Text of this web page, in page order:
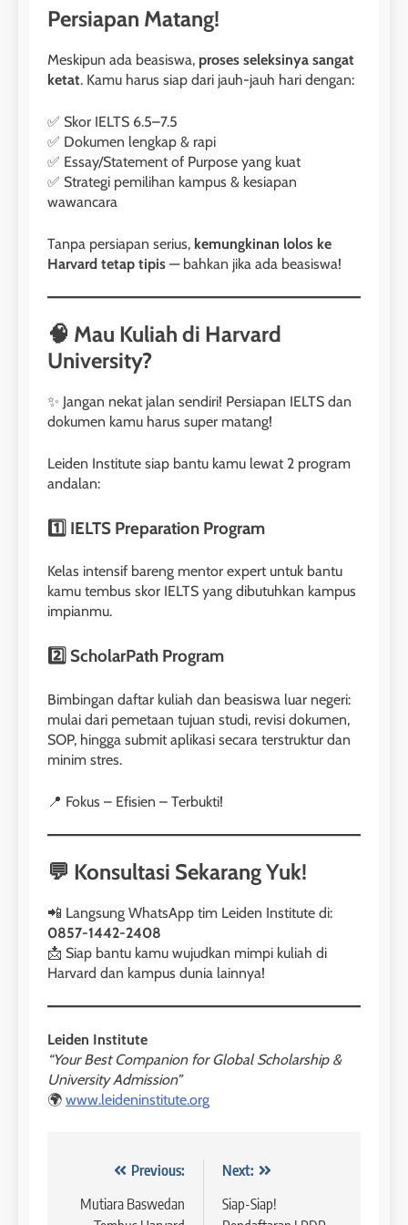
26
Online
LEIDEN INSTITUTE
27
Online
28
LEIDEN INSTITUTE
29
Perbedaan Antara IELTS
1
Online IELTS Courses
2
🎓 ScholarPath by Leiden
Institute
3
Study IELTS Preparation
40
Batch VII : 31 Maret – 28 April
41
Batch VI : 15 Maret – 13 April
2023
Batch V : 1 – 29 Maret 2023
Persiapan Matang!
Meskipun ada beasiswa, proses seleksinya sangat
ketat. Kamu harus siap dari jauh-jauh hari dengan:
✅ Skor IELTS 6.5–7.5
✅ Dokumen lengkap & rapi
✅ Essay/Statement of Purpose yang kuat
✅ Strategi pemilihan kampus & kesiapan
wawancara
Tanpa persiapan serius, kemungkinan lolos ke
Harvard tetap tipis — bahkan jika ada beasiswa!
🧠 Mau Kuliah di Harvard
University?
✨ Jangan nekat jalan sendiri! Persiapan IELTS dan
dokumen kamu harus super matang!
Leiden Institute siap bantu kamu lewat 2 program
andalan:
1️⃣ IELTS Preparation Program
Kelas intensif bareng mentor expert untuk bantu
kamu tembus skor IELTS yang dibutuhkan kampus
impianmu.
2️⃣ ScholarPath Program
Bimbingan daftar kuliah dan beasiswa luar negeri:
mulai dari pemetaan tujuan studi, revisi dokumen,
SOP, hingga submit aplikasi secara terstruktur dan
minim stres.
📍 Fokus – Efisien – Terbukti!
💬 Konsultasi Sekarang Yuk!
📲 Langsung WhatsApp tim Leiden Institute di:
0857-1442-2408
📩 Siap bantu kamu wujudkan mimpi kuliah di
Harvard dan kampus dunia lainnya!
Leiden Institute
“Your Best Companion for Global Scholarship &
University Admission”
🌍 www.leideninstitute.org
Navigasi
pos
Previous:
Mutiara Baswedan
Next:
Siap-Siap!